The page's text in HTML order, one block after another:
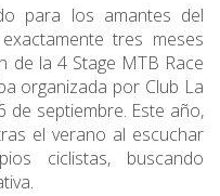
para los amantes del
tres meses
de la 4 Stage MTB Race
organizada por Club La
de septiembre. Este año,
el verano al escuchar
ciclistas, buscando